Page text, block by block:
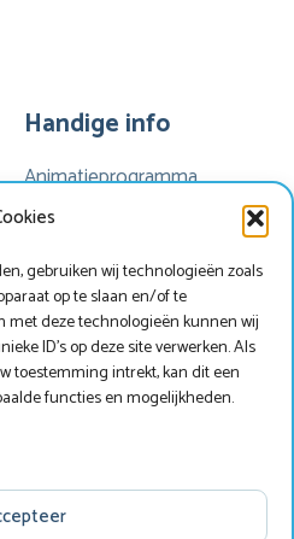
gebruiken wij technologieën zoals
op te slaan en/of te
met deze technologieën kunnen wij
ID's op deze site verwerken. Als
toestemming intrekt, kan dit een
functies en mogelijkheden.
Handige info
Animatieprogramma
Mijn Marveld
Nieuwsbrieven
Nieuws
Werken bij Marveld?
Recreatie
techniek door